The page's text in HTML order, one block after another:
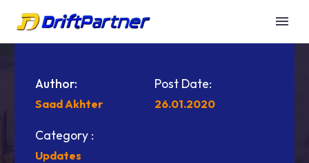
Author:
Saad Akhter
Post Date:
26.01.2020
Category :
Updates